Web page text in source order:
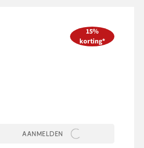
15%
korting*
AANMELDEN